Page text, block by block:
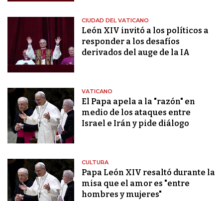
CIUDAD DEL VATICANO
León XIV invitó a los políticos a
responder a los desafíos
derivados del auge de la IA
VATICANO
El Papa apela a la "razón" en
medio de los ataques entre
Israel e Irán y pide diálogo
CULTURA
Papa León XIV resaltó durante la
misa que el amor es "entre
hombres y mujeres"